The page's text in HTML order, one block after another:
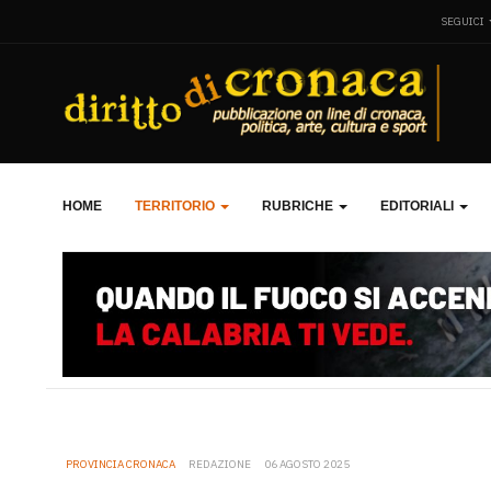
SEGUICI
HOME TERRITORIO RUBRICHE EDITORIALI
PROVINCIA CRONACA REDAZIONE 06 AGOSTO 2025